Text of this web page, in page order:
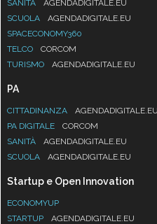
SANITÀ
AGENDADIGITALE.EU
SCUOLA
AGENDADIGITALE.EU
SPACECONOMY360
TELCO
CORCOM
TURISMO
AGENDADIGITALE.EU
PA
CITTADINANZA
AGENDADIGITALE.EU
PA DIGITALE
CORCOM
SANITÀ
AGENDADIGITALE.EU
SCUOLA
AGENDADIGITALE.EU
Startup e Open Innovation
ECONOMYUP
STARTUP
AGENDADIGITALE.EU